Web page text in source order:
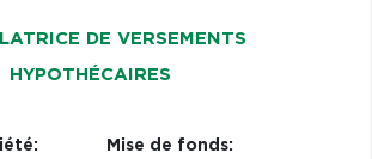
DE VERSEMENTS
HYPOTHÉCAIRES
Mise de fonds: